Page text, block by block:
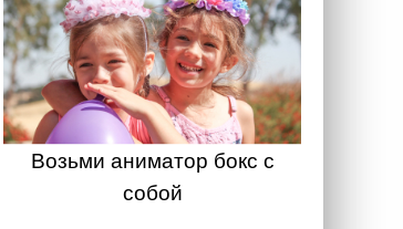
Возьми аниматор бокс с
собой